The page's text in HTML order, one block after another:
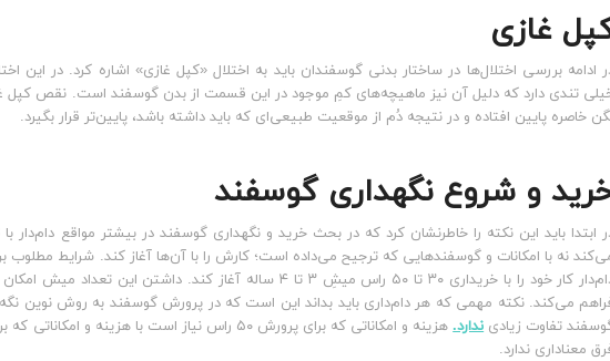
غازی
ادامه بررسی اختلال‌ها در ساختار بدنی گوسفندان باید به اختلال «کپل غازی» اشاره کرد. در این
تندی دارد که دلیل آن نیز ماهیچه‌های کمِ موجود در این قسمت از بدن گوسفند است. نقص
خاصره پایین افتاده و در نتیجه دُم از موقعیت طبیعی‌ای که باید داشته باشد، پایین‌تر قرار بگیرد.
و شروع نگهداری گوسفند
ابتدا باید این نکته را خاطرنشان کرد که در بحث خرید و نگهداری گوسفند در بیشتر مواقع دام‌دار
نه با امکانات و گوسفندهایی که ترجیح می‌داده است؛ کارش را با آن‌ها آغاز کند. شرایط مطلوب
دام‌دار کار خود را با خریداری ۳۰ تا ۵۰ راس میشِ ۳ تا ۴ ساله آغاز
تفاوت زیادی ندارد.
معناداری ندارد.